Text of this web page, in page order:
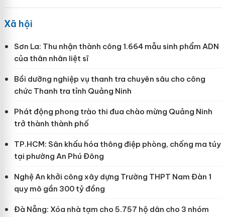
Xã hội
Sơn La: Thu nhận thành công 1.664 mẫu sinh phẩm ADN
của thân nhân liệt sĩ
Bồi dưỡng nghiệp vụ thanh tra chuyên sâu cho công
chức Thanh tra tỉnh Quảng Ninh
Phát động phong trào thi đua chào mừng Quảng Ninh
trở thành thành phố
TP.HCM: Sân khấu hóa thông điệp phòng, chống ma túy
tại phường An Phú Đông
Nghệ An khởi công xây dựng Trường THPT Nam Đàn 1
quy mô gần 300 tỷ đồng
Đà Nẵng: Xóa nhà tạm cho 5.757 hộ dân cho 3 nhóm